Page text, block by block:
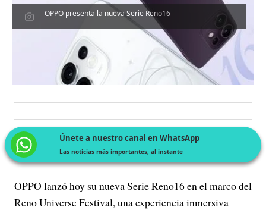
OPPO presenta la nueva Serie Reno16
Únete a nuestro canal en WhatsApp
Las noticias más importantes, al instante
OPPO lanzó hoy su nueva Serie Reno16 en el marco del
Reno Universe Festival, una experiencia inmersiva